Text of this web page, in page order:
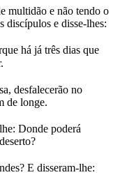
multidão e não tendo o
discípulos e disse-lhes:
há já três dias que
desfalecerão no
de longe.
Donde poderá
E disseram-lhe: